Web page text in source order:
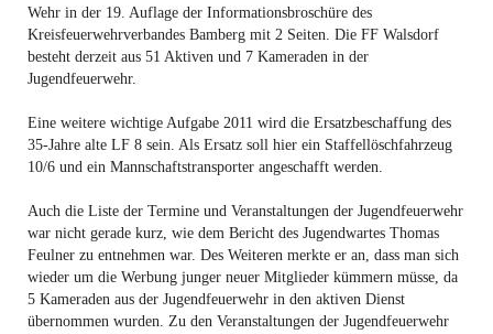
Wehr in der 19. Auflage der Informationsbroschüre des
Kreisfeuerwehrverbandes Bamberg mit 2 Seiten. Die FF Walsdorf
besteht derzeit aus 51 Aktiven und 7 Kameraden in der
Jugendfeuerwehr.
Eine weitere wichtige Aufgabe 2011 wird die Ersatzbeschaffung des
35-Jahre alte LF 8 sein. Als Ersatz soll hier ein Staffellöschfahrzeug
10/6 und ein Mannschaftstransporter angeschafft werden.
Auch die Liste der Termine und Veranstaltungen der Jugendfeuerwehr
war nicht gerade kurz, wie dem Bericht des Jugendwartes Thomas
Feulner zu entnehmen war. Des Weiteren merkte er an, dass man sich
wieder um die Werbung junger neuer Mitglieder kümmern müsse, da
5 Kameraden aus der Jugendfeuerwehr in den aktiven Dienst
übernommen wurden. Zu den Veranstaltungen der Jugendfeuerwehr